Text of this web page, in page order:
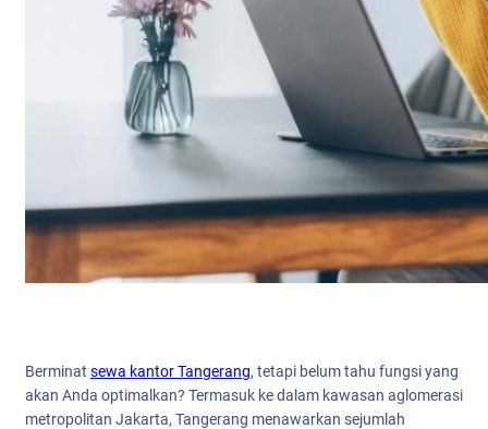
Berminat sewa kantor Tangerang, tetapi belum tahu fungsi yang
akan Anda optimalkan? Termasuk ke dalam kawasan aglomerasi
metropolitan Jakarta, Tangerang menawarkan sejumlah